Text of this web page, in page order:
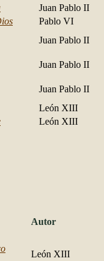
Juan Pablo II
Pablo VI
Juan Pablo II
Juan Pablo II
Juan Pablo II
León XIII
León XIII
Autor
León XIII